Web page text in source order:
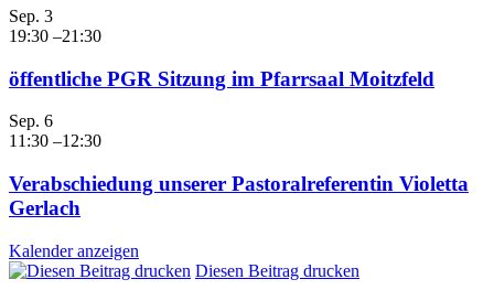
Sep. 3
19:30 –21:30
öffentliche PGR Sitzung im Pfarrsaal Moitzfeld
Sep. 6
11:30 –12:30
Verabschiedung unserer Pastoralreferentin Violetta
Gerlach
Kalender anzeigen
Diesen Beitrag drucken